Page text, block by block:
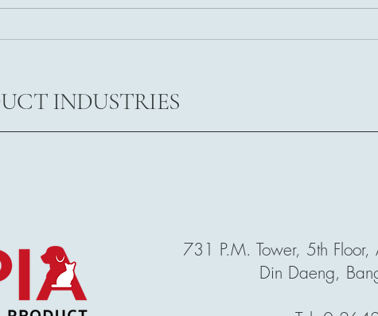
วนา Pet Business: “Pet
งานเสวนา “เจาะลึกเทร
INDUSTRIES
731 P.M. Tower, 5th Floor,
Din Daeng,